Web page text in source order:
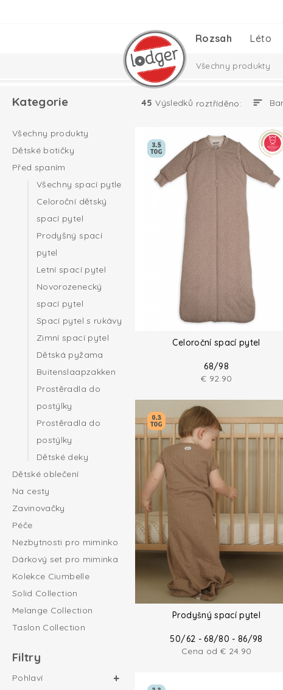
Rozsah Léto
Všechny produkty
Kategorie
Všechny produkty
Dětské botičky
Před spaním
Všechny spací pytle
Celoroční dětský
spací pytel
Prodyšný spací
pytel
Letní spací pytel
Novorozenecký
spací pytel
Spací pytel s rukávy
Zimní spací pytel
Dětská pyžama
Buitenslaapzakken
Prostěradla do
postýlky
Prostěradla do
postýlky
Dětské deky
Dětské oblečení
Na cesty
Zavinovačky
Péče
Nezbytnosti pro miminko
Dárkový set pro miminka
Kolekce Ciumbelle
Solid Collection
Melange Collection
Taslon Collection
Filtry
Pohlaví
45 Výsledků roztříděno:
Celoroční spací pytel
68/98
€ 92.90
Prodyšný spací pytel
50/62 - 68/80 - 86/98
Cena od € 24.90